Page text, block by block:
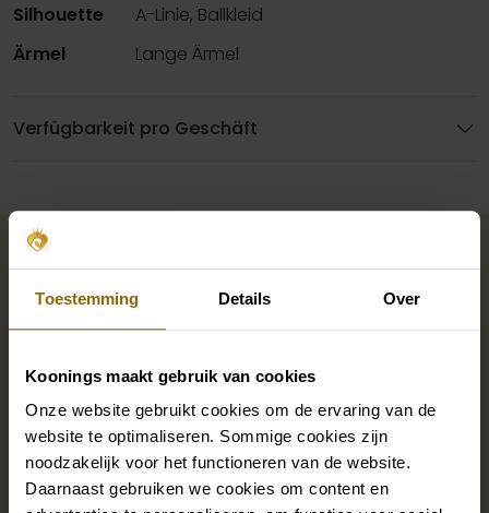
Toestemming Details Over
Koonings maakt gebruik van cookies
Onze website gebruikt cookies om de ervaring van de
website te optimaliseren. Sommige cookies zijn
noodzakelijk voor het functioneren van de website.
Daarnaast gebruiken we cookies om content en
Silhouette
A-Linie, Ballkleid
Ärmel
Lange Ärmel
Verfügbarkeit pro Geschäft
Vervollständigen Sie Ihren
Brautlook
Hochzeitskleid, aber auch Ketten, Armbänder und
Ohrringe, die genau zu deinem Brautkleid passen, oder
ein wunderschöner Schleier, Haarband oder
Haarnadel für deine Brautfrisur: Dein Brautlook ist erst
mit passenden Accessoires komplett. In unserem